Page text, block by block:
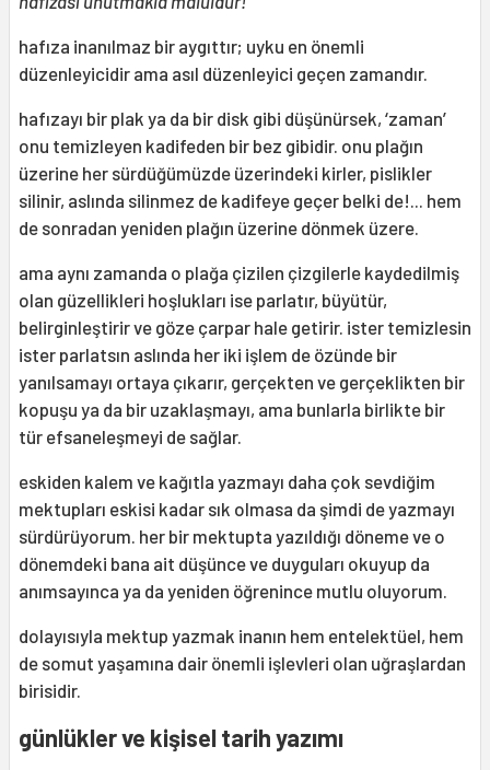
hafıza inanılmaz bir aygıttır; uyku en önemli
düzenleyicidir ama asıl düzenleyici geçen zamandır.
hafızayı bir plak ya da bir disk gibi düşünürsek, ‘zaman’
onu temizleyen kadifeden bir bez gibidir. onu plağın
üzerine her sürdüğümüzde üzerindeki kirler, pislikler
silinir, aslında silinmez de kadifeye geçer belki de!... hem
de sonradan yeniden plağın üzerine dönmek üzere.
ama aynı zamanda o plağa çizilen çizgilerle kaydedilmiş
olan güzellikleri hoşlukları ise parlatır, büyütür,
belirginleştirir ve göze çarpar hale getirir. ister temizlesin
ister parlatsın aslında her iki işlem de özünde bir
yanılsamayı ortaya çıkarır, gerçekten ve gerçeklikten bir
kopuşu ya da bir uzaklaşmayı, ama bunlarla birlikte bir
tür efsaneleşmeyi de sağlar.
eskiden kalem ve kağıtla yazmayı daha çok sevdiğim
mektupları eskisi kadar sık olmasa da şimdi de yazmayı
sürdürüyorum. her bir mektupta yazıldığı döneme ve o
dönemdeki bana ait düşünce ve duyguları okuyup da
anımsayınca ya da yeniden öğrenince mutlu oluyorum.
dolayısıyla mektup yazmak inanın hem entelektüel, hem
de somut yaşamına dair önemli işlevleri olan uğraşlardan
birisidir.
günlükler ve kişisel tarih yazımı